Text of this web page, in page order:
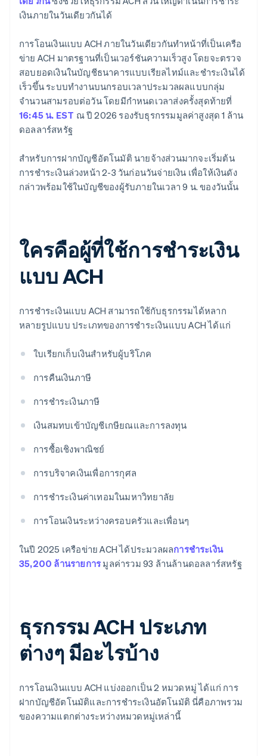
เงินภายในวันเดียวกันได้
การโอนเงินแบบ ACH ภายในวันเดียวกันทำหน้าที่เป็นเครือ
ข่าย ACH มาตรฐานที่เป็นเวอร์ชันความเร็วสูง โดยจะตรวจ
สอบยอดเงินในบัญชีธนาคารแบบเรียลไทม์และชำระเงินได้
เร็วขึ้น ระบบทำงานบนกรอบเวลาประมวลผลแบบกลุ่ม
จำนวนสามรอบต่อวัน โดยมีกำหนดเวลาส่งครั้งสุดท้ายที่
16:45 น. EST ณ ปี 2026 รองรับธุรกรรมมูลค่าสูงสุด 1 ล้าน
ดอลลาร์สหรัฐ
สำหรับการฝากบัญชีอัตโนมัติ นายจ้างส่วนมากจะเริ่มต้น
การชำระเงินล่วงหน้า 2-3 วันก่อนวันจ่ายเงิน เพื่อให้เงินดัง
กล่าวพร้อมใช้ในบัญชีของผู้รับภายในเวลา 9 น. ของวันนั้น
ใครคือผู้ที่ใช้การชำระเงิน
แบบ ACH
การชำระเงินแบบ ACH สามารถใช้กับธุรกรรมได้หลาก
หลายรูปแบบ ประเภทของการชำระเงินแบบ ACH ได้แก่
ใบเรียกเก็บเงินสำหรับผู้บริโภค
การคืนเงินภาษี
การชำระเงินภาษี
เงินสมทบเข้าบัญชีเกษียณและการลงทุน
การซื้อเชิงพาณิชย์
การบริจาคเงินเพื่อการกุศล
การชำระเงินค่าเทอมในมหาวิทยาลัย
การโอนเงินระหว่างครอบครัวและเพื่อนๆ
ในปี 2025 เครือข่าย ACH ได้ประมวลผลการชำระเงิน
35,200 ล้านรายการมูลค่ารวม 93 ล้านล้านดอลลาร์สหรัฐ
ธุรกรรม ACH ประเภท
ต่างๆ มีอะไรบ้าง
การโอนเงินแบบ ACH แบ่งออกเป็น 2 หมวดหมู่ ได้แก่ การ
ฝากบัญชีอัตโนมัติและการชำระเงินอัตโนมัติ นี่คือภาพรวม
ของความแตกต่างระหว่างหมวดหมู่เหล่านี้